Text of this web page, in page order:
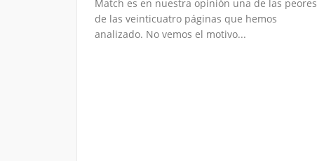
Match es en nuestra opinión una de las peores
de las veinticuatro páginas que hemos
analizado. No vemos el motivo...